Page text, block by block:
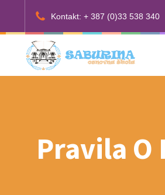
Kontakt: + 387 (0)33 538 340
Pravila O